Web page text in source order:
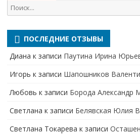
Поиск
для:
ПОСЛЕДНИЕ ОТЗЫВЫ
Диана к записи Паутина Ирина
Игорь к записи Шапошников
Любовь к записи Борода Александр
Светлана к записи Белявская Юлия
Cветлана Токарева к записи